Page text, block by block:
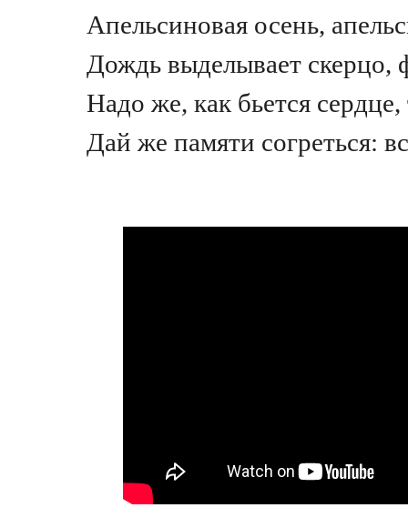
Апельсиновая осень,
Дождь выделывает скерцо,
Надо же, как бьется
Дай же памяти согреться: